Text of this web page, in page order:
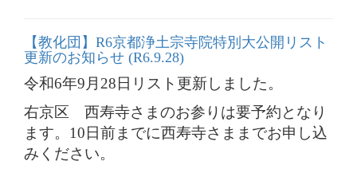
【教化団】R6京都浄土宗寺院特別大公開リスト
更新のお知らせ (R6.9.28)
令和6年9月28日リスト更新しました。
右京区 西寿寺さまのお参りは要予約となり
ます。10日前までに西寿寺さままでお申し込
みください。